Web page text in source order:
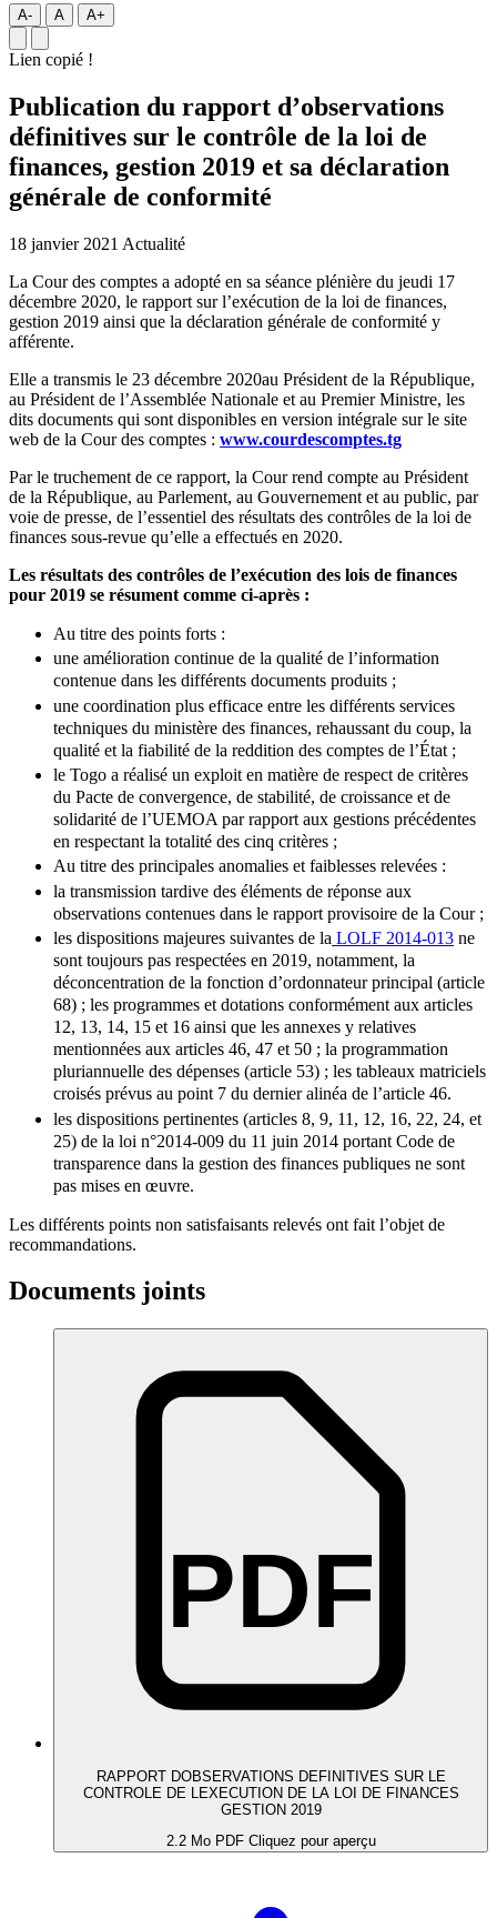
A- A A+
Lien copié !
Publication du rapport d’observations
définitives sur le contrôle de la loi de
finances, gestion 2019 et sa déclaration
générale de conformité
18 janvier 2021 Actualité
La Cour des comptes a adopté en sa séance plénière du jeudi 17
décembre 2020, le rapport sur l’exécution de la loi de finances,
gestion 2019 ainsi que la déclaration générale de conformité y
afférente.
Elle a transmis le 23 décembre 2020au Président de la République,
au Président de l’Assemblée Nationale et au Premier Ministre, les
dits documents qui sont disponibles en version intégrale sur le site
web de la Cour des comptes : www.courdescomptes.tg
Par le truchement de ce rapport, la Cour rend compte au Président
de la République, au Parlement, au Gouvernement et au public, par
voie de presse, de l’essentiel des résultats des contrôles de la loi de
finances sous-revue qu’elle a effectués en 2020.
Les résultats des contrôles de l’exécution des lois de finances
pour 2019 se résument comme ci-après :
Au titre des points forts :
une amélioration continue de la qualité de l’information
contenue dans les différents documents produits ;
une coordination plus efficace entre les différents services
techniques du ministère des finances, rehaussant du coup, la
qualité et la fiabilité de la reddition des comptes de l’État ;
le Togo a réalisé un exploit en matière de respect de critères
du Pacte de convergence, de stabilité, de croissance et de
solidarité de l’UEMOA par rapport aux gestions précédentes
en respectant la totalité des cinq critères ;
Au titre des principales anomalies et faiblesses relevées :
la transmission tardive des éléments de réponse aux
observations contenues dans le rapport provisoire de la Cour ;
les dispositions majeures suivantes de la LOLF 2014-013 ne
sont toujours pas respectées en 2019, notamment, la
déconcentration de la fonction d’ordonnateur principal (article
68) ; les programmes et dotations conformément aux articles
12, 13, 14, 15 et 16 ainsi que les annexes y relatives
mentionnées aux articles 46, 47 et 50 ; la programmation
pluriannuelle des dépenses (article 53) ; les tableaux matriciels
croisés prévus au point 7 du dernier alinéa de l’article 46.
les dispositions pertinentes (articles 8, 9, 11, 12, 16, 22, 24, et
25) de la loi n°2014-009 du 11 juin 2014 portant Code de
transparence dans la gestion des finances publiques ne sont
pas mises en œuvre.
Les différents points non satisfaisants relevés ont fait l’objet de
recommandations.
Documents joints
PDF
RAPPORT DOBSERVATIONS DEFINITIVES SUR LE
CONTROLE DE LEXECUTION DE LA LOI DE FINANCES
GESTION 2019
2.2 Mo PDF Cliquez pour aperçu